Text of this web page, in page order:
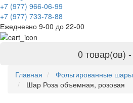
+7 (977) 966-06-99
+7 (977) 733-78-88
Ежедневно 9-00 до 22-00
0 товар(ов) -
Главная
Фольгированные шары
Шар Роза объемная, розовая